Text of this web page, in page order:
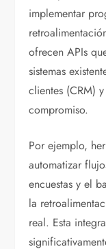
implementar
ofrecen APIs
sistemas
clientes (CRM)
compromiso.
Por ejemplo,
automatizar
encuestas y el
la
real. Esta